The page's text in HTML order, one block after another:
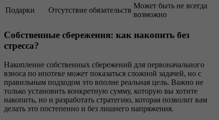
Подарки
Отсутствие обязательств
Может быть не всегда
возможно
Собственные сбережения: как накопить без
стресса?
Накопление собственных сбережений для первоначального
взноса по ипотеке может показаться сложной задачей, но с
правильным подходом это вполне реальная цель. Важно не
только установить конкретную сумму, которую вы хотите
накопить, но и разработать стратегию, которая позволит вам
делать это постепенно и без лишнего напряжения.